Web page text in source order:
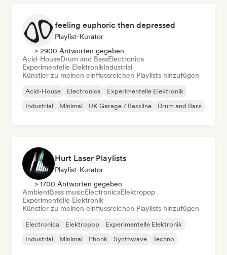
feeling euphoric then depressed
Playlist-Kurator
> 2900 Antworten gegeben
Acid-HouseDrum and BassElectronica
Experimentelle ElektronikIndustrial
Künstler zu meinen einflussreichen Playlists hinzufügen
Acid-House Electronica
Experimentelle Elektronik
Industrial
Minimal UK Garage / Bassline Drum and Bass
Hurt Laser Playlists
Playlist-Kurator
> 1700 Antworten gegeben
AmbientBass musicElectronicaElektropop
Experimentelle Elektronik
Künstler zu meinen einflussreichen Playlists hinzufügen
Electronica Elektropop
Experimentelle Elektronik
Industrial
Minimal Phonk Synthwave Techno